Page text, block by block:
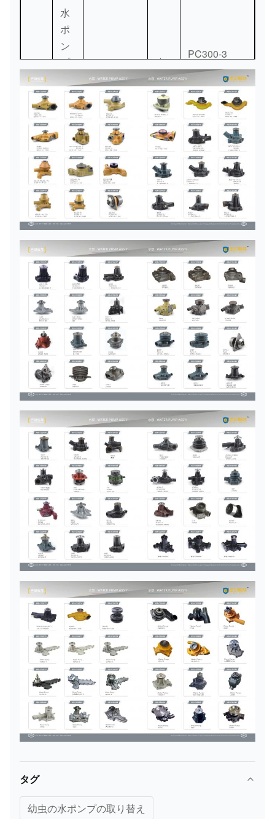
31095
58
01435-
[6]
バーシブル
に）
0.055
59
6138-
61-
8830
[1]
肘、
（FIG.0521
を見て下さ
い）
60
6130-
71-
6411
[1]
切て下さい、
（FIG.0521
を見て下さ
04121-
21763
[1
つ]
Vベルト セッ
ト
0.55
kg。
7
水
ポ
ン
プ
ろ
ば
のy
6151-61-
1101
小
松
PC300-3
/PC400-5
/6D125
水
ポ
ン
プ
の
ろ
ば
6221-61-
1102
小
松
PC300-6
/6D108
4Holes
9
水
ポ
ン
の
ろ
ば
のy
6222-63-
1200
小
松
PC300-6
/6D108
8Holes
10
水
ポ
プ
ろ
のy
6124-61-
1004
小
松
S6D155
/D155A1
11
水
ポ
ン
プ
の
ろ
ば
のy
6127-61-
1008
小
松
SA6D155
/D355C1
12
水
ポ
ン
の
ろ
1015
タグ
幼虫の水ポンプの取り替え